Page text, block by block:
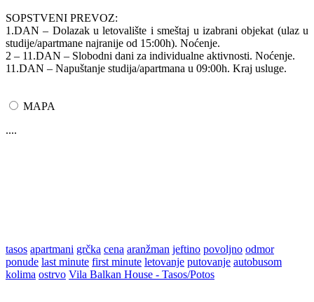
SOPSTVENI PREVOZ:
1.DAN – Dolazak u letovalište i smeštaj u izabrani objekat (ulaz u
studije/apartmane najranije od 15:00h). Noćenje.
2 – 11.DAN – Slobodni dani za individualne aktivnosti. Noćenje.
11.DAN – Napuštanje studija/apartmana u 09:00h. Kraj usluge.
MAPA
....
tasos apartmani grčka cena aranžman jeftino povoljno odmor
ponude last minute first minute letovanje putovanje autobusom
kolima ostrvo Vila Balkan House - Tasos/Potos